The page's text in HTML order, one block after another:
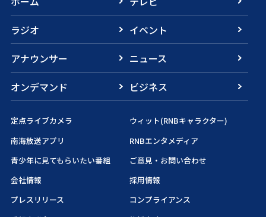
ラジオ
イベント
アナウンサー
ニュース
オンデマンド
ビジネス
定点ライブカメラ
ウィット(RNBキャラクター)
南海放送アプリ
RNBエンタメディア
青少年に見てもらいたい番組
ご意見・お問い合わせ
会社情報
採用情報
プレスリリース
コンプライアンス